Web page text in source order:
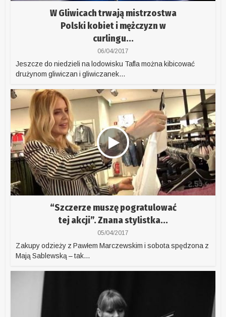
W Gliwicach trwają mistrzostwa
Polski kobiet i mężczyzn w
curlingu...
06/04/2017
Jeszcze do niedzieli na lodowisku Tafla można kibicować
drużynom gliwiczan i gliwiczanek...
“Szczerze muszę pogratulować
tej akcji”. Znana stylistka...
05/04/2017
Zakupy odzieży z Pawłem Marczewskim i sobota spędzona z
Mają Sablewską – tak...